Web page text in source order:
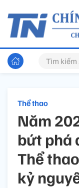
Thể thao
Năm
bứt phá
Thể
kỷ